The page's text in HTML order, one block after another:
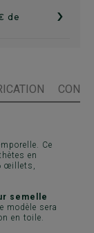
de
›
Ce
en
œillets,
semelle
modèle sera
en toile.